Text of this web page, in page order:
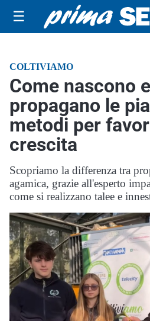
☰
COLTIVIAMO
Come nascono
propagano le
metodi per
crescita
Scopriamo la differenza tra
agamica, grazie all'esperto
come si realizzano talee e